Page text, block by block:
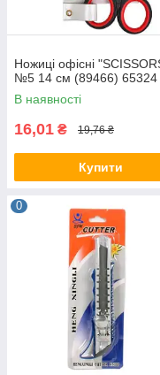
Ножиці офісні
№5 14 см (89466) 65324
В наявності
16,01 ₴ 19,76 ₴
Купити
0